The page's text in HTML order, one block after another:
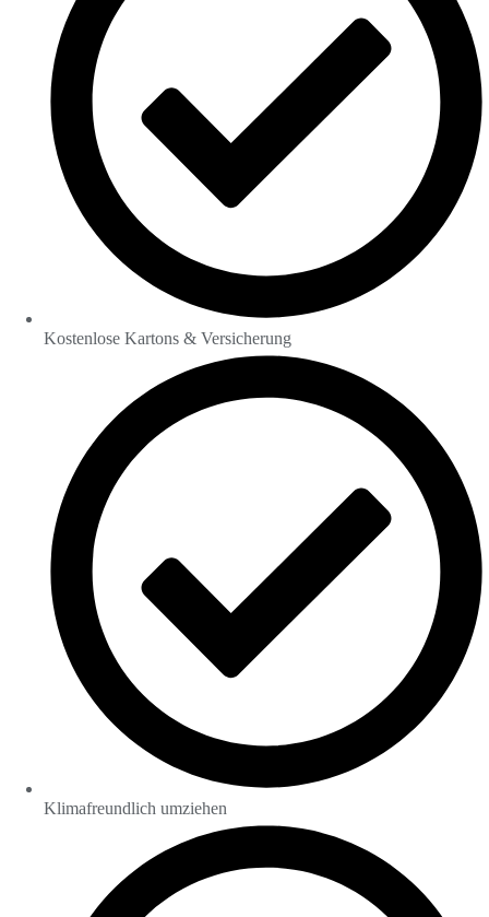
Kostenlose Kartons & Versicherung
Klimafreundlich umziehen